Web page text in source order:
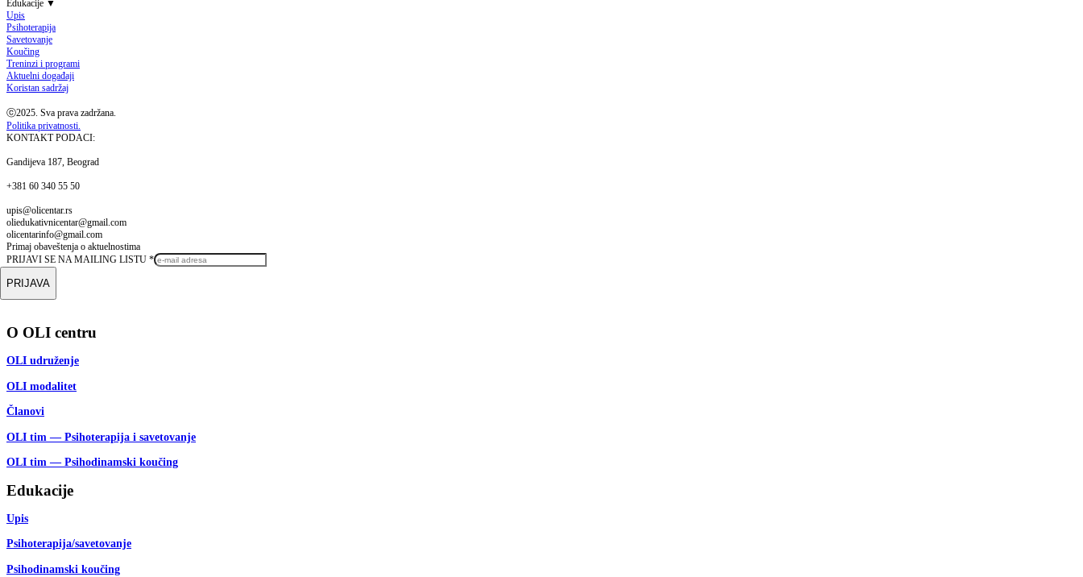
Edukacije ▼
Upis
Psihoterapija
Savetovanje
Koučing
Treninzi i programi
Aktuelni događaji
Koristan sadržaj
ⓒ2025. Sva prava zadržana.
Politika privatnosti.
KONTAKT PODACI:
Gandijeva 187, Beograd
+381 60 340 55 50
upis@olicentar.rs
oliedukativnicentar@gmail.com
olicentarinfo@gmail.com
Primaj obaveštenja o aktuelnostima
PRIJAVI SE NA MAILING LISTU *
PRIJAVA
O OLI centru
OLI udruženje
OLI modalitet
Članovi
OLI tim — Psihoterapija i savetovanje
OLI tim — Psihodinamski koučing
Edukacije
Upis
Psihoterapija/savetovanje
Psihodinamski koučing